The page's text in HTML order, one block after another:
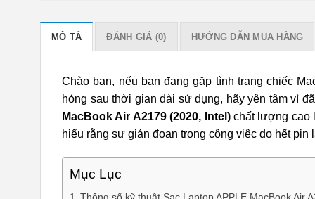
MÔ TẢ ĐÁNH GIÁ (0) HƯỚNG DẪN MUA HÀNG
Chào bạn, nếu bạn đang gặp tình trạng chiếc
hỏng sau thời gian dài sử dụng, hãy yên tâm vì
MacBook Air A2179 (2020, Intel)chất lượng cao
hiểu rằng sự gián đoạn trong công việc do hết pin
Mục Lục